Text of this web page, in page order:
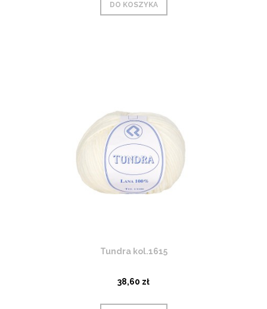
DO KOSZYKA
Tundra kol.1615
38,60 zł